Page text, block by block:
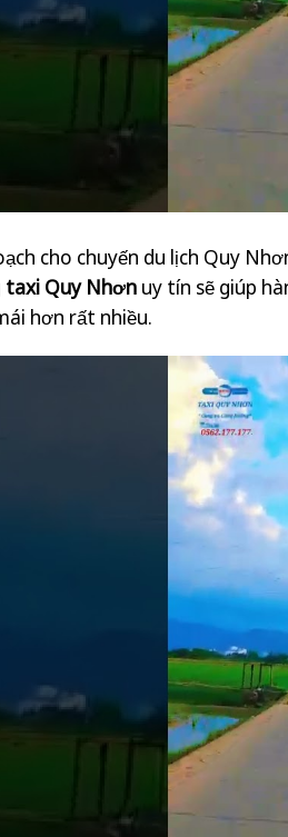
cho chuyến du lịch Quy
taxi Quy Nhơn uy tín sẽ giúp
hơn rất nhiều.